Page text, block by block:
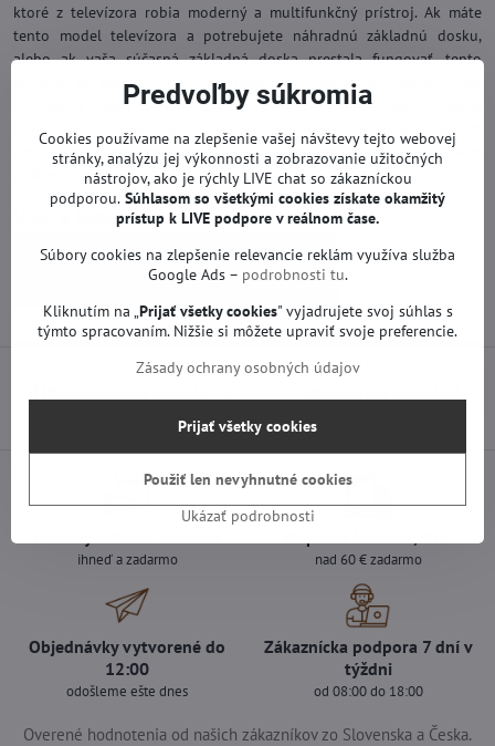
ktoré z televízora robia moderný a multifunkčný prístroj. Ak máte
tento model televízora a potrebujete náhradnú základnú dosku,
alebo ak vaša súčasná základná doska prestala fungovať, tento
produkt je pre vás ideálnym riešením. Umožní vám opraviť váš
televízor a znovu si vychutnať kvalitný obraz a zvuk. Táto náhradná
základná doska zabezpečí, že váš televízor bude opäť pracovať
spoľahlivo a bez problémov, takže si môžete znova užívať svoje
obľúbené programy a filmy.
Viac z kategórie
Náhradné diely | Sencor TV a iné značky
Základné dosky | Sencor TV a iné značky
ihneď a zadarmo nad 60 € zadarmo
Objednávky vytvorené do
12:00
odošleme ešte dnes
Zákaznícka podpora 7 dní v
týždni
od 08:00 do 18:00
Overené hodnotenia od našich zákazníkov zo Slovenska a Česka.
Predvoľby súkromia
Cookies používame na zlepšenie vašej návštevy tejto webovej
stránky, analýzu jej výkonnosti a zobrazovanie užitočných
nástrojov, ako je rýchly LIVE chat so zákazníckou
podporou. Súhlasom so všetkými cookies získate okamžitý
prístup k LIVE podpore v reálnom čase.
Súbory cookies na zlepšenie relevancie reklám využíva služba
Google Ads – podrobnosti tu.
Kliknutím na „ Prijať všetky cookies" vyjadrujete svoj súhlas s
týmto spracovaním. Nižšie si môžete upraviť svoje preferencie.
Zásady ochrany osobných údajov
Ukázať podrobnosti
Prijať všetky cookies
Použiť len nevyhnutné cookies